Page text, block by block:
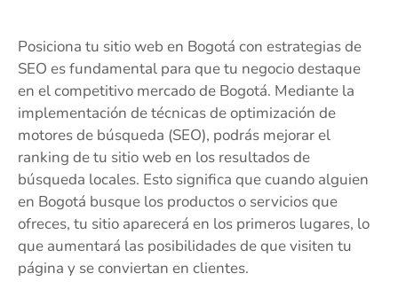
Posiciona tu sitio web en Bogotá con estrategias de
SEO es fundamental para que tu negocio destaque
en el competitivo mercado de Bogotá. Mediante la
implementación de técnicas de optimización de
motores de búsqueda (SEO), podrás mejorar el
ranking de tu sitio web en los resultados de
búsqueda locales. Esto significa que cuando alguien
en Bogotá busque los productos o servicios que
ofreces, tu sitio aparecerá en los primeros lugares, lo
que aumentará las posibilidades de que visiten tu
página y se conviertan en clientes.